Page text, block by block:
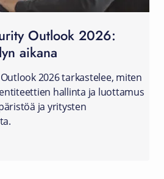
Outlook 2026:
aikana
2026 tarkastelee, miten
hallinta ja luottamus
ja yritysten